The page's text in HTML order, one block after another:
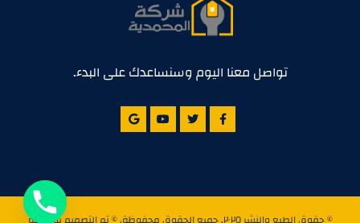
تواصل معنا اليوم وسنساعدك على البدء.